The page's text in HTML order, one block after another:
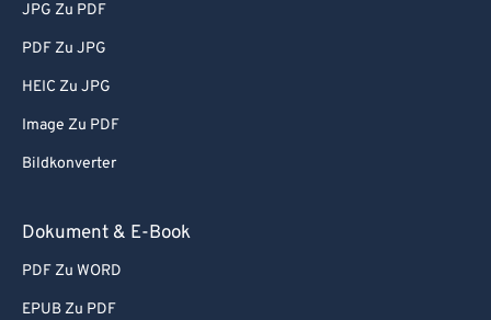
JPG Zu PDF
PDF Zu JPG
HEIC Zu JPG
Image Zu PDF
Bildkonverter
Dokument & E-Book
PDF Zu WORD
EPUB Zu PDF